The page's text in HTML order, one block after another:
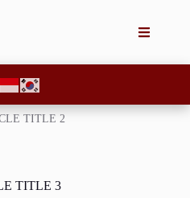
TITLE 2
TITLE 3